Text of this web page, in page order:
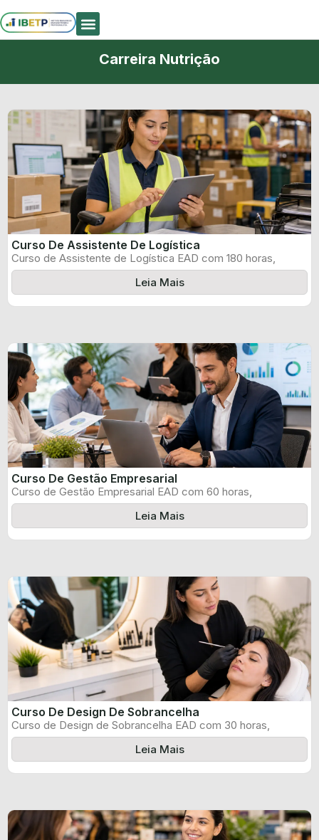
Carreira Nutrição
Curso De Assistente De Logística
Curso de Assistente de Logística EAD com 180 horas,
certificado informado pelo produtor ...
Leia Mais
Curso De Gestão Empresarial
Curso de Gestão Empresarial EAD com 60 horas,
certificado informado pelo produtor e ...
Leia Mais
Curso De Design De Sobrancelha
Curso de Design de Sobrancelha EAD com 30 horas,
certificado informado pelo produtor ...
Leia Mais